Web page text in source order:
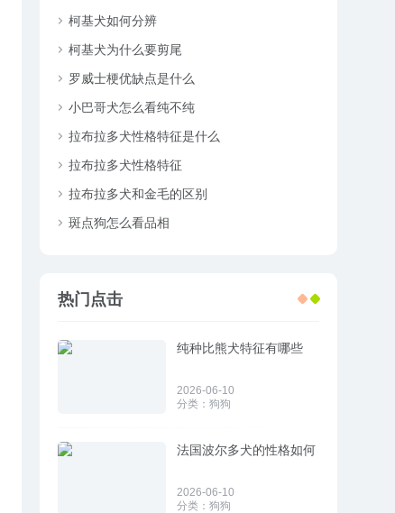
柯基犬如何分辨
柯基犬为什么要剪尾
罗威士梗优缺点是什么
小巴哥犬怎么看纯不纯
拉布拉多犬性格特征是什么
拉布拉多犬性格特征
拉布拉多犬和金毛的区别
斑点狗怎么看品相
热门点击
纯种比熊犬特征有哪些
2026-06-10
分类： 狗狗
法国波尔多犬的性格如何
2026-06-10
分类： 狗狗